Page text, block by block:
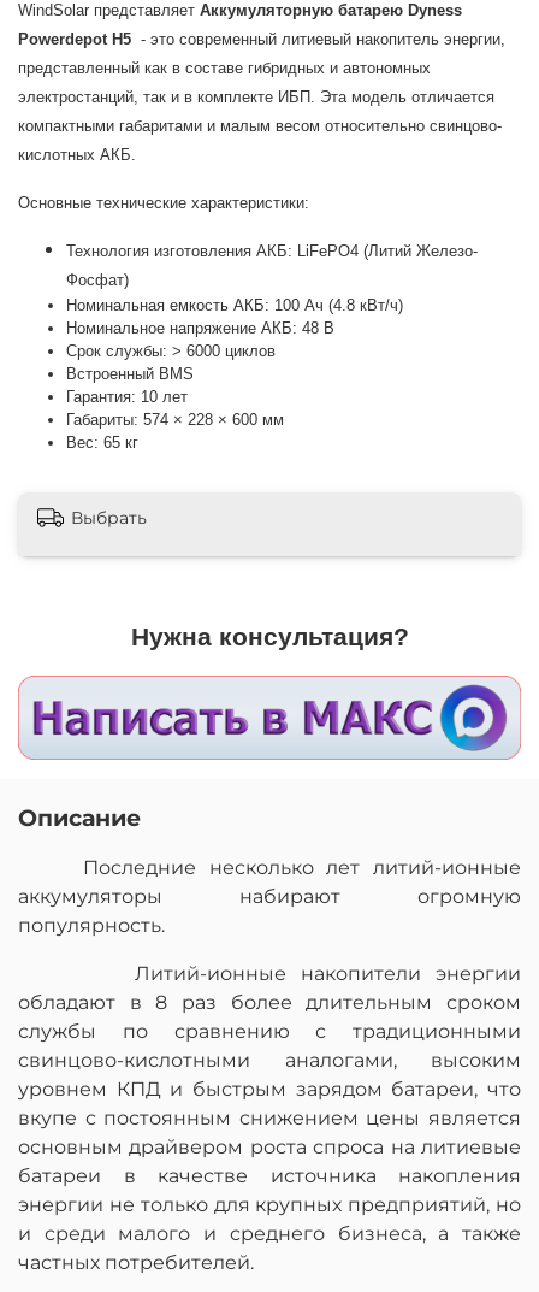
WindSolar представляет Аккумуляторную батарею Dyness
Powerdepot H5 - это современный литиевый накопитель энергии,
представленный как в составе гибридных и автономных
электростанций, так и в комплекте ИБП. Эта модель отличается
компактными габаритами и малым весом относительно свинцово-
кислотных АКБ.
Основные технические характеристики:
Технология изготовления АКБ: LiFePO4 (Литий Железо-
Фосфат)
Номинальная емкость АКБ: 100 Ач (4.8 кВт/ч)
Номинальное напряжение АКБ: 48 В
Срок службы: > 6000 циклов
Встроенный BMS
Гарантия: 10 лет
Габариты: 574 × 228 × 600 мм
Вес: 65 кг
Выбрать
Нужна консультация?
Описание
Последние несколько лет литий-ионные
аккумуляторы набирают огромную
популярность.
Литий-ионные накопители энергии
обладают в 8 раз более длительным сроком
службы по сравнению с традиционными
свинцово-кислотными аналогами, высоким
уровнем КПД и быстрым зарядом батареи, что
вкупе с постоянным снижением цены является
основным драйвером роста спроса на литиевые
батареи в качестве источника накопления
энергии не только для крупных предприятий, но
и среди малого и среднего бизнеса, а также
частных потребителей.